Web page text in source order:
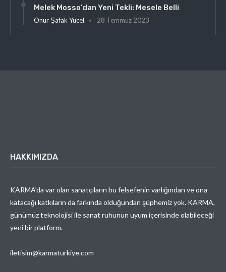
Melek Mosso’dan Yeni Tekli: Mesele Belli
Onur Şafak Yücel 28 Temmuz 2023
HAKKIMIZDA
KARMA’da var olan sanatçıların bu felsefenin varlığından ve ona
katacağı katkıların da farkında olduğundan şüphemiz yok. KARMA,
günümüz teknolojisi ile sanat ruhunun uyum içerisinde olabileceği
yeni bir platform.
iletisim@karmaturkiye.com